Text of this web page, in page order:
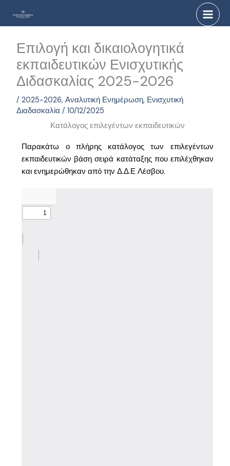
Επιλογή και δικαιολογητικά
εκπαιδευτικών Ενισχυτικής
Διδασκαλίας 2025-2026
/2025-2026,Αναλυτική Ενημέρωση, Ενισχυτική
Διαδασκαλία /10/12/2025
Κατάλογος επιλεγέντων εκπαιδευτικών
Παρακάτω ο πλήρης κατάλογος των επιλεγέντων
εκπαιδευτικών βάση σειρά κατάταξης που επιλέχθηκαν
και ενημερώθηκαν από την Δ.Δ.Ε Λέσβου.